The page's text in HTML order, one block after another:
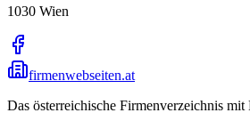
1030 Wien
firmenwebseiten.at
Das österreichische Firmenverzeichnis